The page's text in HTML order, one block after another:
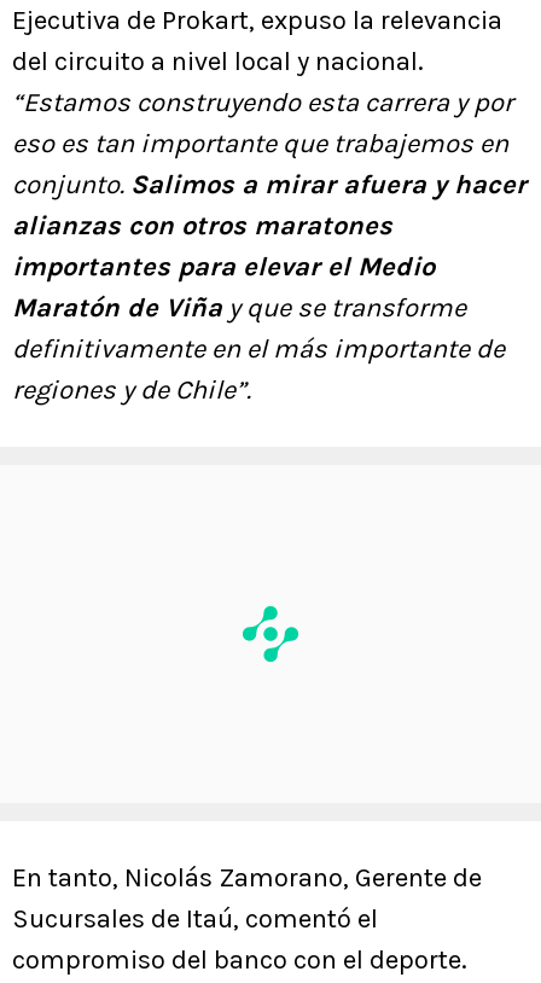
Ejecutiva de Prokart, expuso la relevancia
del circuito a nivel local y nacional.
“Estamos construyendo esta carrera y por
eso es tan importante que trabajemos en
conjunto. Salimos a mirar afuera y hacer
alianzas con otros maratones
importantes para elevar el Medio
Maratón de Viña y que se transforme
definitivamente en el más importante de
regiones y de Chile”.
En tanto, Nicolás Zamorano, Gerente de
Sucursales de Itaú, comentó el
compromiso del banco con el deporte.